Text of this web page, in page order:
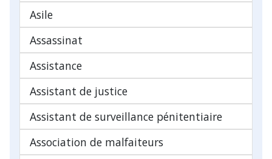
Asile
Assassinat
Assistance
Assistant de justice
Assistant de surveillance pénitentiaire
Association de malfaiteurs